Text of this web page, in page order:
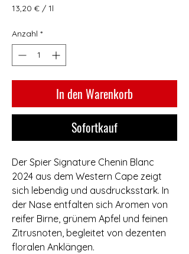
13,20 € / 1l
pro
1
Liter
Anzahl *
In den Warenkorb
Sofortkauf
Der Spier Signature Chenin Blanc
2024 aus dem Western Cape zeigt
sich lebendig und ausdrucksstark. In
der Nase entfalten sich Aromen von
reifer Birne, grünem Apfel und feinen
Zitrusnoten, begleitet von dezenten
floralen Anklängen.